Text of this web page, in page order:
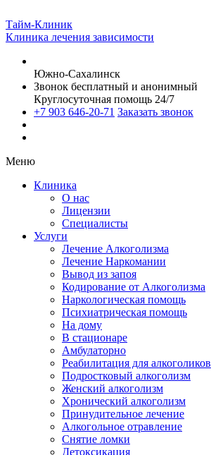
Тайм-Клиник
Клиника лечения зависимости
Южно-Сахалинск
Звонок бесплатный и анонимный
Круглосуточная помощь 24/7
+7 903 646-20-71 Заказать звонок
Меню
Клиника
О нас
Лицензии
Специалисты
Услуги
Лечение Алкоголизма
Лечение Наркомании
Вывод из запоя
Кодирование от Алкоголизма
Наркологическая помощь
Психиатрическая помощь
На дому
В стационаре
Амбулаторно
Реабилитация для алкоголиков
Подростковый алкоголизм
Женский алкоголизм
Хронический алкоголизм
Принудительное лечение
Алкогольное отравление
Снятие ломки
Детоксикация